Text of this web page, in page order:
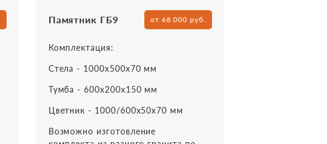
Памятник ГБ9 от 68 000 руб.
Комплектация:
Стела - 1000х500х70 мм
Тумба - 600х200х150 мм
Цветник - 1000/600х50х70 мм
Возможно изготовление